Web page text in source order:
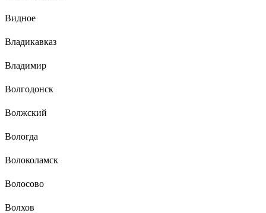
Видное
Владикавказ
Владимир
Волгодонск
Волжский
Вологда
Волоколамск
Волосово
Волхов